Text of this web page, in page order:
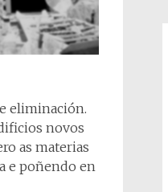
eliminación.
novos
as materias
e poñendo en